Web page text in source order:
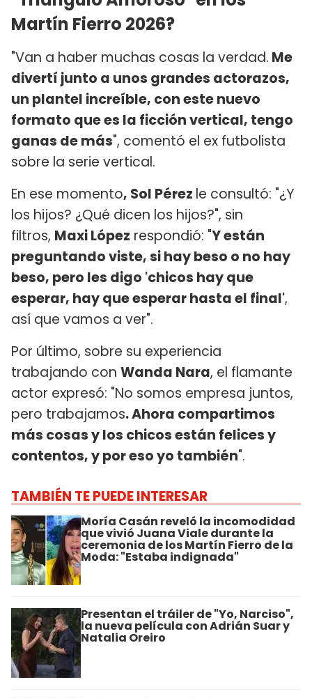
Martín Fierro 2026?
"Van a haber muchas cosas la verdad. Me
divertí junto a unos grandes actorazos,
un plantel increíble, con este nuevo
formato que es la ficción vertical, tengo
ganas de más", comentó el ex futbolista
sobre la serie vertical.
En ese momento, Sol Pérez le consultó: "¿Y
los hijos? ¿Qué dicen los hijos?", sin
filtros, Maxi López respondió: "Y están
preguntando viste, si hay beso o no hay
beso, pero les digo 'chicos hay que
esperar, hay que esperar hasta el final',
así que vamos a ver".
Por último, sobre su experiencia
trabajando con Wanda Nara, el flamante
actor expresó: "No somos empresa juntos,
pero trabajamos. Ahora compartimos
más cosas y los chicos están felices y
contentos, y por eso yo también".
TAMBIÉN TE PUEDE INTERESAR
Moría Casán reveló la incomodidad
que vivió Juana Viale durante la
ceremonia de los Martín Fierro de la
Moda: "Estaba indignada"
Presentan el tráiler de "Yo, Narciso",
la nueva película con Adrián Suar y
Natalia Oreiro